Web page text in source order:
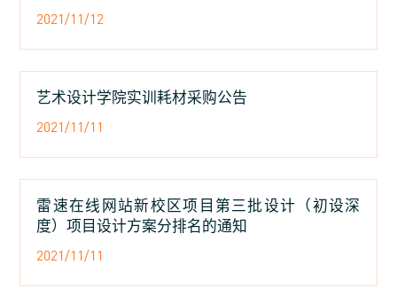
2021/11/12
艺术设计学院实训耗材采购公告
2021/11/11
雷速在线网站新校区项目第三批设计（初设深
度）项目设计方案分排名的通知
2021/11/11